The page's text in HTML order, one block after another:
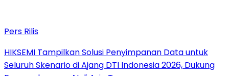
Pers Rilis
HIKSEMI Tampilkan Solusi Penyimpanan Data untuk
Seluruh Skenario di Ajang DTI Indonesia 2026, Dukung